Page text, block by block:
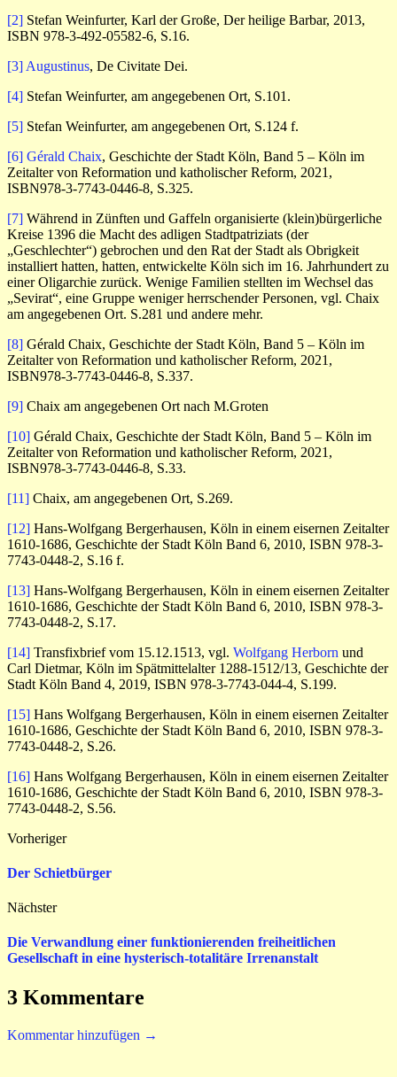
[2] Stefan Weinfurter, Karl der Große, Der heilige Barbar, 2013,
ISBN 978-3-492-05582-6, S.16.
[3] Augustinus, De Civitate Dei.
[4] Stefan Weinfurter, am angegebenen Ort, S.101.
[5] Stefan Weinfurter, am angegebenen Ort, S.124 f.
[6] Gérald Chaix, Geschichte der Stadt Köln, Band 5 – Köln im
Zeitalter von Reformation und katholischer Reform, 2021,
ISBN978-3-7743-0446-8, S.325.
[7] Während in Zünften und Gaffeln organisierte (klein)bürgerliche
Kreise 1396 die Macht des adligen Stadtpatriziats (der
„Geschlechter“) gebrochen und den Rat der Stadt als Obrigkeit
installiert hatten, hatten, entwickelte Köln sich im 16. Jahrhundert zu
einer Oligarchie zurück. Wenige Familien stellten im Wechsel das
„Sevirat“, eine Gruppe weniger herrschender Personen, vgl. Chaix
am angegebenen Ort. S.281 und andere mehr.
[8] Gérald Chaix, Geschichte der Stadt Köln, Band 5 – Köln im
Zeitalter von Reformation und katholischer Reform, 2021,
ISBN978-3-7743-0446-8, S.337.
[9] Chaix am angegebenen Ort nach M.Groten
[10] Gérald Chaix, Geschichte der Stadt Köln, Band 5 – Köln im
Zeitalter von Reformation und katholischer Reform, 2021,
ISBN978-3-7743-0446-8, S.33.
[11] Chaix, am angegebenen Ort, S.269.
[12] Hans-Wolfgang Bergerhausen, Köln in einem eisernen Zeitalter
1610-1686, Geschichte der Stadt Köln Band 6, 2010, ISBN 978-3-
7743-0448-2, S.16 f.
[13] Hans-Wolfgang Bergerhausen, Köln in einem eisernen Zeitalter
1610-1686, Geschichte der Stadt Köln Band 6, 2010, ISBN 978-3-
7743-0448-2, S.17.
[14] Transfixbrief vom 15.12.1513, vgl. Wolfgang Herborn und
Carl Dietmar, Köln im Spätmittelalter 1288-1512/13, Geschichte der
Stadt Köln Band 4, 2019, ISBN 978-3-7743-044-4, S.199.
[15] Hans Wolfgang Bergerhausen, Köln in einem eisernen Zeitalter
1610-1686, Geschichte der Stadt Köln Band 6, 2010, ISBN 978-3-
7743-0448-2, S.26.
[16] Hans Wolfgang Bergerhausen, Köln in einem eisernen Zeitalter
1610-1686, Geschichte der Stadt Köln Band 6, 2010, ISBN 978-3-
7743-0448-2, S.56.
Vorheriger
Der Schietbürger
Nächster
Die Verwandlung einer funktionierenden freiheitlichen
Gesellschaft in eine hysterisch-totalitäre Irrenanstalt
3 Kommentare
Kommentar hinzufügen →